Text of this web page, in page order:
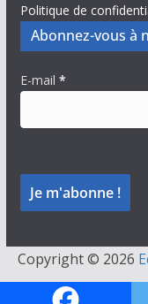
Politique de
Abonnez-vous à
E-mail *
Copyright © 2026